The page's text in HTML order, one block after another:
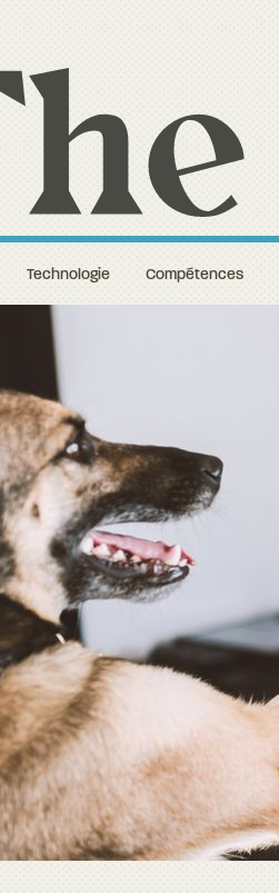
Technologie Compétences